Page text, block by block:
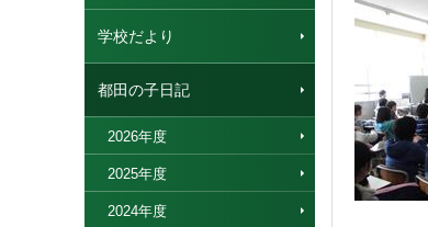
学校だより
都田の子日記
2026年度
2025年度
2024年度